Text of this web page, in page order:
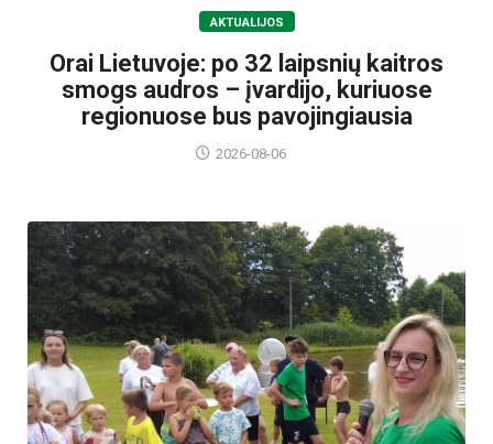
AKTUALIJOS
Orai Lietuvoje: po 32 laipsnių kaitros
smogs audros – įvardijo, kuriuose
regionuose bus pavojingiausia
2026-08-06